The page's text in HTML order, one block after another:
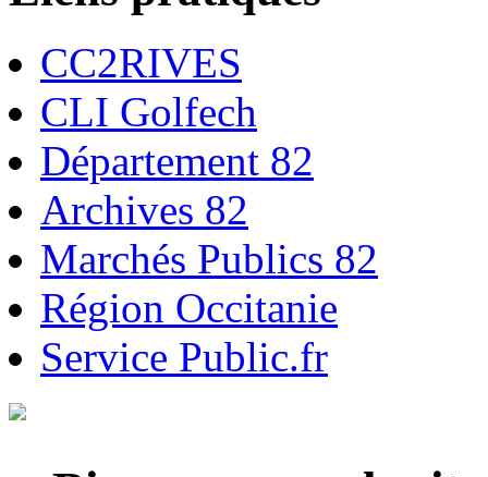
CC2RIVES
CLI Golfech
Département 82
Archives 82
Marchés Publics 82
Région Occitanie
Service Public.fr